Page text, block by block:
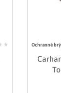
Ochranné